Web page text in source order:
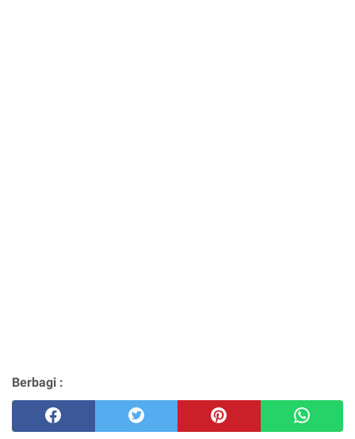
Berbagi :